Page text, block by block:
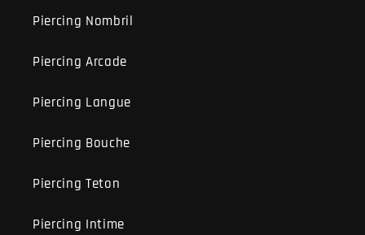
Piercing Nombril
Piercing Arcade
Piercing Langue
Piercing Bouche
Piercing Teton
Piercing Intime